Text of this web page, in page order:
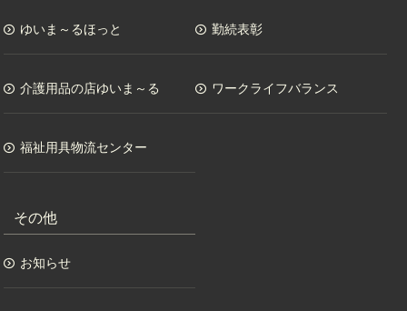
ゆいま～るほっと
介護用品の店ゆいま～る
福祉用具物流センター
勤続表彰
ワークライフバランス
その他
お知らせ